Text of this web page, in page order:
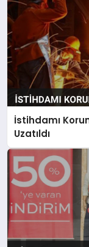
İstihdamı
Uzatıldı